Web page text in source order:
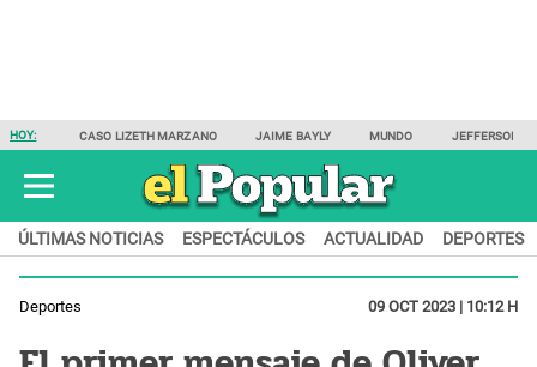
HOY: CASO LIZETH MARZANO JAIME BAYLY MUNDO JEFFERSON
ÚLTIMAS NOTICIAS ESPECTÁCULOS ACTUALIDAD DEPORTES
Deportes 09 OCT 2023 | 10:12 H